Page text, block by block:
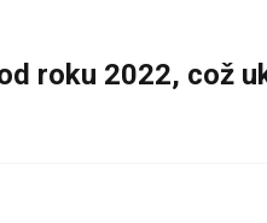
roku 2022, což